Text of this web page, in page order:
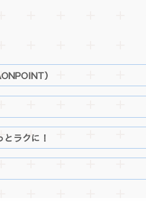
）
ラクに！